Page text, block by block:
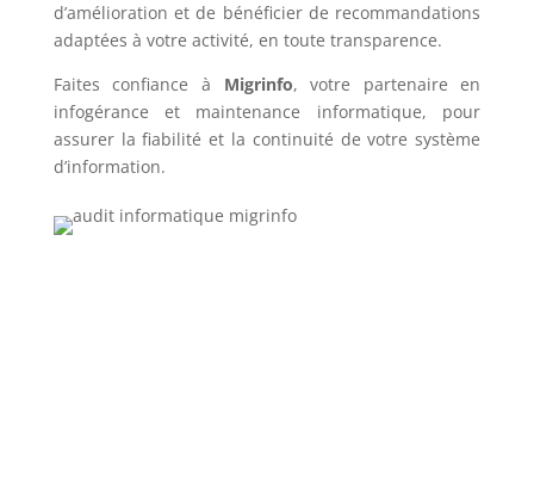
d’amélioration et de bénéficier de recommandations
adaptées à votre activité, en toute transparence.
Faites confiance à Migrinfo, votre partenaire en
infogérance et maintenance informatique, pour
assurer la fiabilité et la continuité de votre système
d’information.